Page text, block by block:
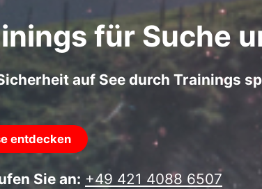
für Suche
auf See durch Trainings
entdecken
Sie an: +49 421 4088 6507‬